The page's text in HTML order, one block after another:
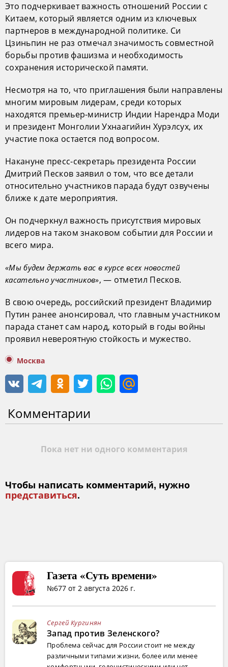
Это подчеркивает важность отношений России с
Китаем, который является одним из ключевых
партнеров в международной политике. Си
Цзиньпин не раз отмечал значимость совместной
борьбы против фашизма и необходимость
сохранения исторической памяти.
Несмотря на то, что приглашения были направлены
многим мировым лидерам, среди которых
находятся премьер-министр Индии Нарендра Моди
и президент Монголии Ухнаагийин Хурэлсух, их
участие пока остается под вопросом.
Накануне пресс-секретарь президента России
Дмитрий Песков заявил о том, что все детали
относительно участников парада будут озвучены
ближе к дате мероприятия.
Он подчеркнул важность присутствия мировых
лидеров на таком знаковом событии для России и
всего мира.
«Мы будем держать вас в курсе всех новостей
касательно участников», — отметил Песков.
В свою очередь, российский президент Владимир
Путин ранее анонсировал, что главным участником
парада станет сам народ, который в годы войны
проявил невероятную стойкость и мужество.
Москва
Комментарии
Пока нет ни одного комментария
Чтобы написать комментарий, нужно
представиться.
Газета «Суть времени»
№677 от 2 августа 2026 г.
Сергей Кургинян
Запад против Зеленского?
Проблема сейчас для России стоит не между
различными типами жизни, более или менее